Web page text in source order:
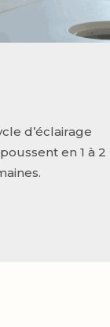
d’éclairage
en 1 à 2